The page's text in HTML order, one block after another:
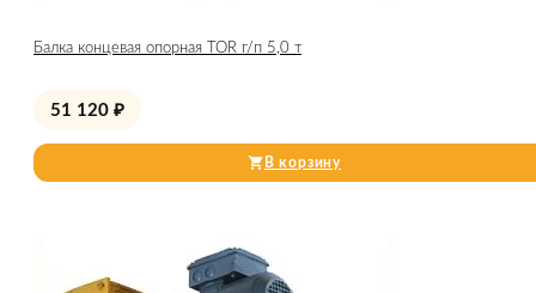
Балка концевая опорная TOR г/п 5,0 т
51 120 ₽
В корзину